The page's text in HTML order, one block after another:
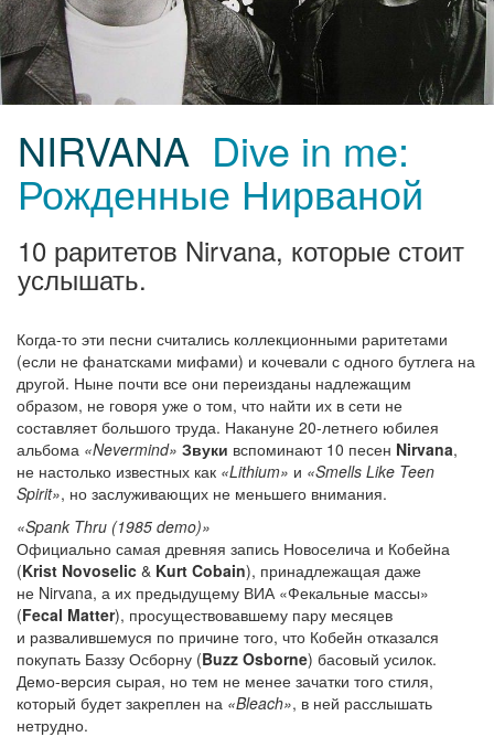
NIRVANA Dive in me:
Рожденные Нирваной
10 раритетов Nirvana, которые стоит
услышать.
Когда-то эти песни считались коллекционными раритетами
(если не фанатсками мифами) и кочевали с одного бутлега на
другой. Ныне почти все они переизданы надлежащим
образом, не говоря уже о том, что найти их в сети не
составляет большого труда. Накануне 20-летнего юбилея
альбома «Nevermind» Звуки вспоминают 10 песен Nirvana,
не настолько известных как «Lithium» и «Smells Like Teen
Spirit», но заслуживающих не меньшего внимания.
«Spank Thru (1985 demo)»
Официально самая древняя запись Новоселича и Кобейна
(Krist Novoselic & Kurt Cobain), принадлежащая даже
не Nirvana, а их предыдущему ВИА «Фекальные массы»
(Fecal Matter), просуществовавшему пару месяцев
и развалившемуся по причине того, что Кобейн отказался
покупать Баззу Осборну (Buzz Osborne) басовый усилок.
Демо-версия сырая, но тем не менее зачатки того стиля,
который будет закреплен на «Bleach», в ней расслышать
нетрудно.